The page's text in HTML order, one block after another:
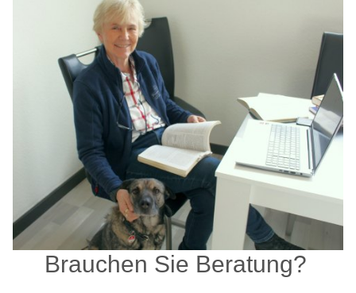
Brauchen Sie Beratung?